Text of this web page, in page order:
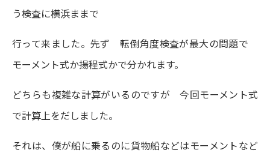
う検査に横浜ままで
行って来ました。先ず 転倒角度検査が最大の問題で
モーメント式か揚程式かで分かれます。
どちらも複雑な計算がいるのですが 今回モーメント式
で計算上をだしました。
それは、僕が船に乗るのに貨物船などはモーメントなど